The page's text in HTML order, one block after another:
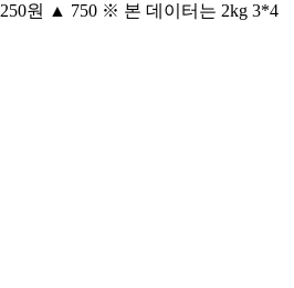
원 ▲ 750 ※ 본 데이터는 2kg 3*4